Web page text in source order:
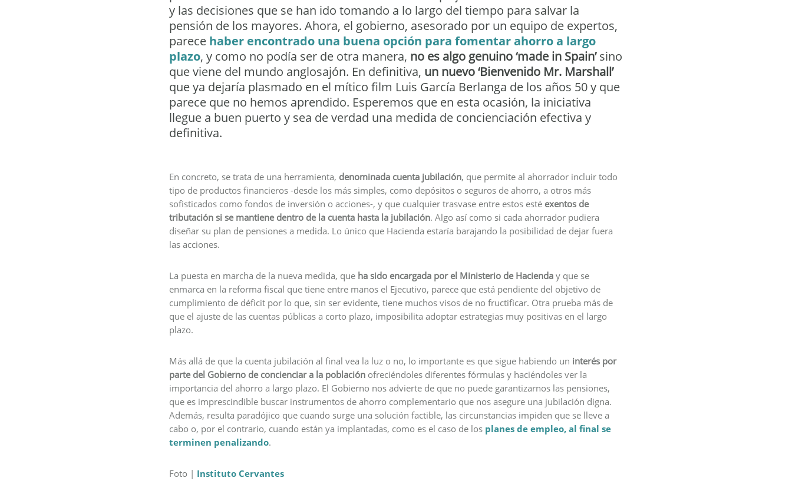
y las decisiones que se han ido tomando a lo largo del tiempo para salvar la
pensión de los mayores. Ahora, el gobierno, asesorado por un equipo de expertos,
parece haber encontrado una buena opción para fomentar ahorro a largo
plazo, y como no podía ser de otra manera, no es algo genuino ‘made in Spain’sino
que viene del mundo anglosajón. En definitiva, un nuevo ‘Bienvenido Mr. Marshall’
que ya dejaría plasmado en el mítico film Luis García Berlanga de los años 50 y que
parece que no hemos aprendido. Esperemos que en esta ocasión, la iniciativa
llegue a buen puerto y sea de verdad una medida de concienciación efectiva y
definitiva.
En concreto, se trata de una herramienta, denominada cuenta jubilación, que permite al ahorrador incluir todo
tipo de productos financieros -desde los más simples, como depósitos o seguros de ahorro, a otros más
sofisticados como fondos de inversión o acciones-, y que cualquier trasvase entre estos esté exentos de
tributación si se mantiene dentro de la cuenta hasta la jubilación. Algo así como si cada ahorrador pudiera
diseñar su plan de pensiones a medida. Lo único que Hacienda estaría barajando la posibilidad de dejar fuera
las acciones.
La puesta en marcha de la nueva medida, que ha sido encargada por el Ministerio de Hacienda y que se
enmarca en la reforma fiscal que tiene entre manos el Ejecutivo, parece que está pendiente del objetivo de
cumplimiento de déficit por lo que, sin ser evidente, tiene muchos visos de no fructificar. Otra prueba más de
que el ajuste de las cuentas públicas a corto plazo, imposibilita adoptar estrategias muy positivas en el largo
plazo.
Más allá de que la cuenta jubilación al final vea la luz o no, lo importante es que sigue habiendo un interés por
parte del Gobierno de concienciar a la población ofreciéndoles diferentes fórmulas y haciéndoles ver la
importancia del ahorro a largo plazo. El Gobierno nos advierte de que no puede garantizarnos las pensiones,
que es imprescindible buscar instrumentos de ahorro complementario que nos asegure una jubilación digna.
Además, resulta paradójico que cuando surge una solución factible, las circunstancias impiden que se lleve a
cabo o, por el contrario, cuando están ya implantadas, como es el caso de los planes de empleo, al final se
terminen penalizando.
Foto | Instituto Cervantes